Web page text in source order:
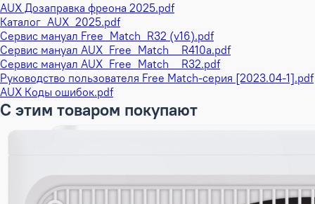
AUX Дозаправка фреона 2025.pdf
Каталог_AUX_2025.pdf
Сервис мануал Free_Match_R32 (v16).pdf
Сервис мануал AUX_Free_Match__R410a.pdf
Сервис мануал AUX_Free_Match__R32.pdf
Руководство пользователя Free Match-серия [2023.04-1].pdf
AUX Коды ошибок.pdf
С этим товаром покупают